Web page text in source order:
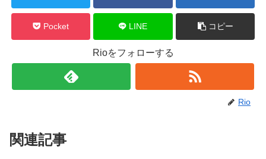
Pocket LINE コピー
Rioをフォローする
Rio
関連記事